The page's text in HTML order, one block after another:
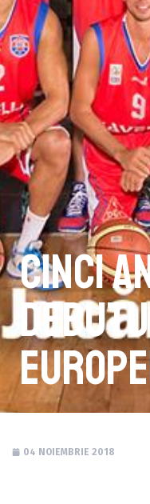
Cinci
04 NOIEMBRIE 2018